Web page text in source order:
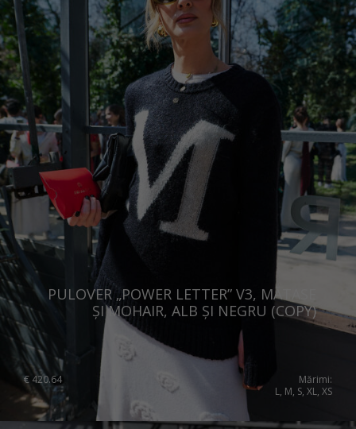
PULOVER „POWER LETTER” V3, MĂTASE
ȘI MOHAIR, ALB ȘI NEGRU (COPY)
€ 420.64
Mărimi:
L, M, S, XL, XS